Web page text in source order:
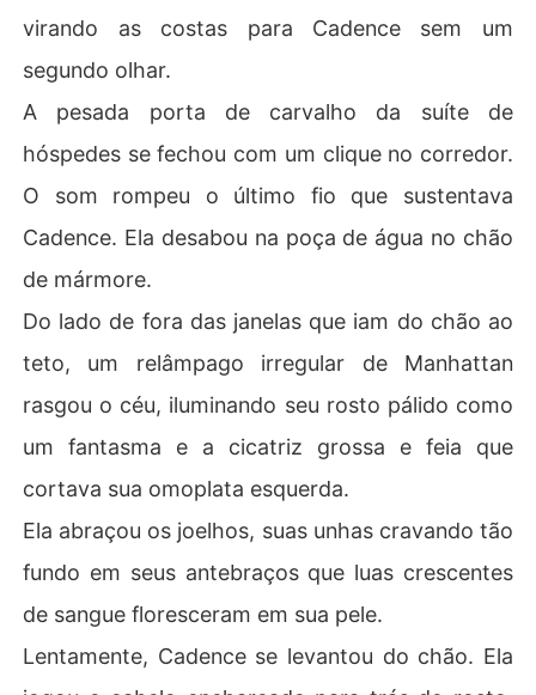
virando as costas para Cadence sem um
segundo olhar.
A pesada porta de carvalho da suíte de
hóspedes se fechou com um clique no corredor.
O som rompeu o último fio que sustentava
Cadence. Ela desabou na poça de água no chão
de mármore.
Do lado de fora das janelas que iam do chão ao
teto, um relâmpago irregular de Manhattan
rasgou o céu, iluminando seu rosto pálido como
um fantasma e a cicatriz grossa e feia que
cortava sua omoplata esquerda.
Ela abraçou os joelhos, suas unhas cravando tão
fundo em seus antebraços que luas crescentes
de sangue floresceram em sua pele.
Lentamente, Cadence se levantou do chão. Ela